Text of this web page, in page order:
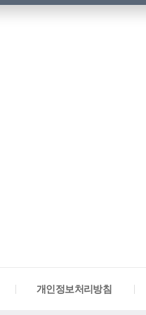
개인정보처리방침